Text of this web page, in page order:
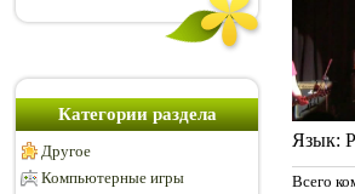
Категории раздела
Другое
Компьютерные игры
Язык:
Всего